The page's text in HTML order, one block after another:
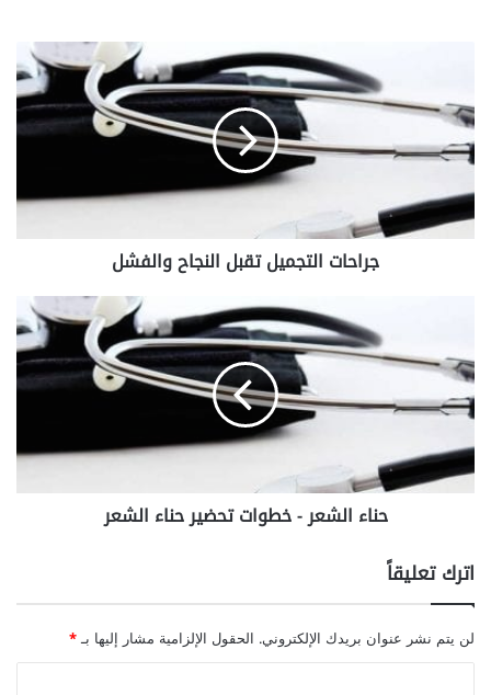
ا
ح
ا
ت
ا
ل
ت
ت
ق
ب
ل
ا
ل
ن
ح
و
ا
ل
ف
جراحات التجميل تقبل النجاح والفشل
ا
ء
ا
ل
ش
ع
ر
ط
و
ا
ت
ت
حناء الشعر - خطوات تحضير حناء الشعر
اترك تعليقاً
لن يتم نشر عنوان بريدك الإلكتروني. الحقول الإلزامية مشار إليها بـ*